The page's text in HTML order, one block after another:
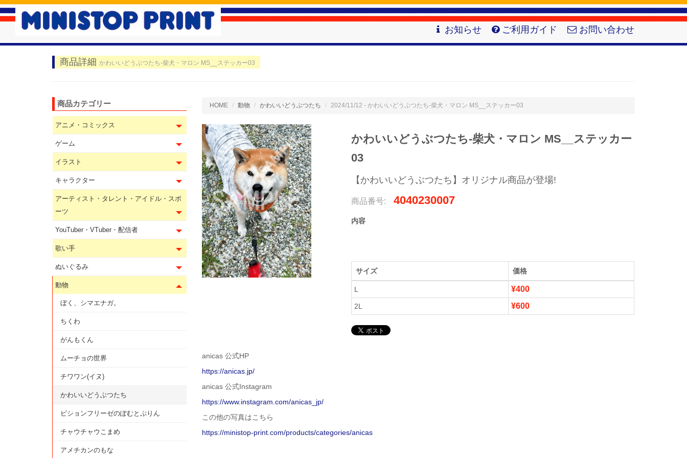
お知らせ ご利用ガイド お問い合わせ
商品詳細 かわいいどうぶつたち-柴犬・マロン MS__ステッカー03
HOME 動物 かわいいどうぶつたち 2024/11/12 - かわいいどうぶつたち-柴犬・マロン MS__ステッカー03
かわいいどうぶつたち-柴犬・マロン MS__ステッカー
03
【かわいいどうぶつたち】オリジナル商品が登場!
商品番号: 4040230007
内容
サイズ 価格
L ¥400
2L ¥600
anicas 公式HP
https://anicas.jp/
anicas 公式Instagram
https://www.instagram.com/anicas_jp/
この他の写真はこちら
https://ministop-print.com/products/categories/anicas
商品カテゴリー
アニメ・コミックス
ゲーム
イラスト
キャラクター
アーティスト・タレント・アイドル・スポ
ーツ
YouTuber・VTuber・配信者
歌い手
ぬいぐるみ
動物
ぼく、シマエナガ。
ちくわ
がんもくん
ムーチョの世界
チワワン(イヌ)
かわいいどうぶつたち
ビションフリーゼのぽむとぷりん
チャウチャウこまめ
アメチカンのもな